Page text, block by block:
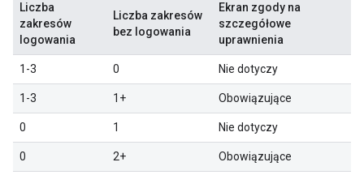
Liczba
zakresów
logowania
Liczba zakresów
bez logowania
Ekran zgody na
szczegółowe
uprawnienia
1-3 0 Nie dotyczy
1-3 1+ Obowiązujące
0 1 Nie dotyczy
0 2+ Obowiązujące